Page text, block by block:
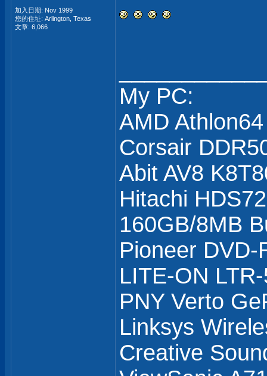
加入日期: Nov 1999
您的住址: Arlington, Texas
文章: 6,066
My PC:
AMD
Corsair
Abit AV8
Hitachi
160GB/8MB
Pioneer DVD-
LITE-ON
PNY Verto
Linksys
Creative